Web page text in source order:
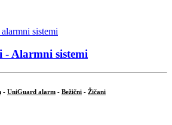
- Alarmni sistemi
- UniGuard alarm - Bežični - Žičani